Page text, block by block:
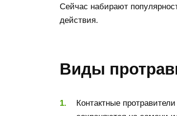
Сейчас набирают
действия.
Виды
Контактные